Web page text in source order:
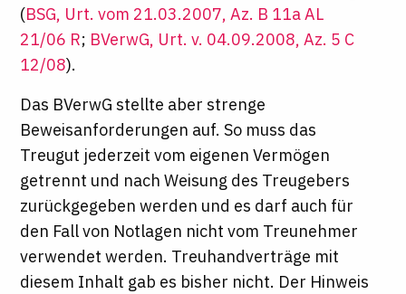
(BSG, Urt. vom 21.03.2007, Az. B 11a AL
21/06 R; BVerwG, Urt. v. 04.09.2008, Az. 5 C
12/08).
Das BVerwG stellte aber strenge
Beweisanforderungen auf. So muss das
Treugut jederzeit vom eigenen Vermögen
getrennt und nach Weisung des Treugebers
zurückgegeben werden und es darf auch für
den Fall von Notlagen nicht vom Treunehmer
verwendet werden. Treuhandverträge mit
diesem Inhalt gab es bisher nicht. Der Hinweis